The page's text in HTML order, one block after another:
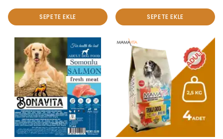
SEPETE EKLE SEPETE EKLE